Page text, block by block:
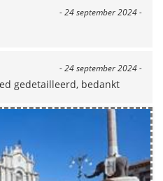
- 24 september 2024 -
- 24 september 2024 -
gedetailleerd, bedankt